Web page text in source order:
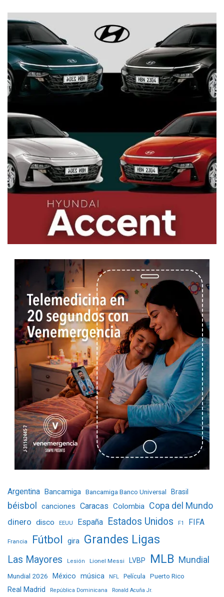
Argentina Bancamiga Bancamiga Banco Universal Brasil
béisbol canciones Caracas Colombia Copa del Mundo
dinero disco EEUU España Estados Unidos F1 FIFA
Francia Fútbol gira Grandes Ligas
Las Mayores Lesión Lionel Messi LVBP MLB Mundial
Mundial 2026 México música NFL Película Puerto Rico
Real Madrid República Dominicana Ronald Acuña Jr.